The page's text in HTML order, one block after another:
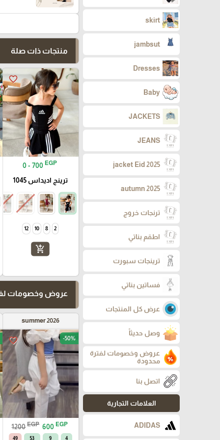
skirt
jambsut
Dresses
Baby
JACKETS
JEANS
jacket Eid 2025
autumn 2025
ترنجات خروج
اطقم بناتي
ترينجات سبورت
فساتين بناتي
عرض كل المنتجات
وصل حديثاً
عروض وخصومات لفترة
محدودة
اتصل بنا
العلامات التجارية
ADIDAS
منتجات ذات صلة
favorite_border
0 - 700 EGP
ترينج اديداس 1045
2
8
10
12
add_shopping_cart
عروض وخصومات
summer 2026
favorite_border -50%
1200 EGP 600 EGP
4
9
53
48